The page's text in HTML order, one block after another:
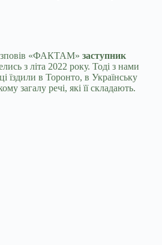
«ФАКТАМ» заступник
з літа 2022 року. Тоді з нами
їздили в Торонто, в Українську
загалу речі, які її складають.